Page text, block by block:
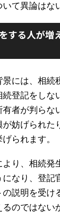
て異論はな
する人が増
には、相続
登記をしな
有者が判らな
妨げられた
られます。
り、相続発
なり、登記
説明を受け
のではない